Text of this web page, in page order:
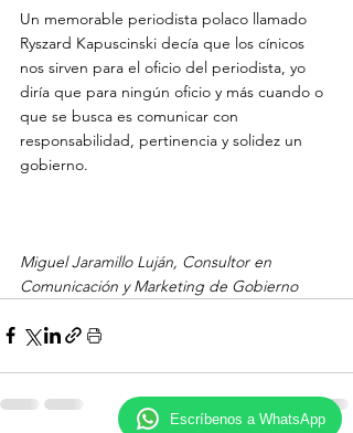
Un memorable periodista polaco llamado
Ryszard Kapuscinski decía que los cínicos
nos sirven para el oficio del periodista, yo
diría que para ningún oficio y más cuando o
que se busca es comunicar con
responsabilidad, pertinencia y solidez un
gobierno.
Miguel Jaramillo Luján, Consultor en
Comunicación y Marketing de Gobierno
Escríbenos a WhatsApp